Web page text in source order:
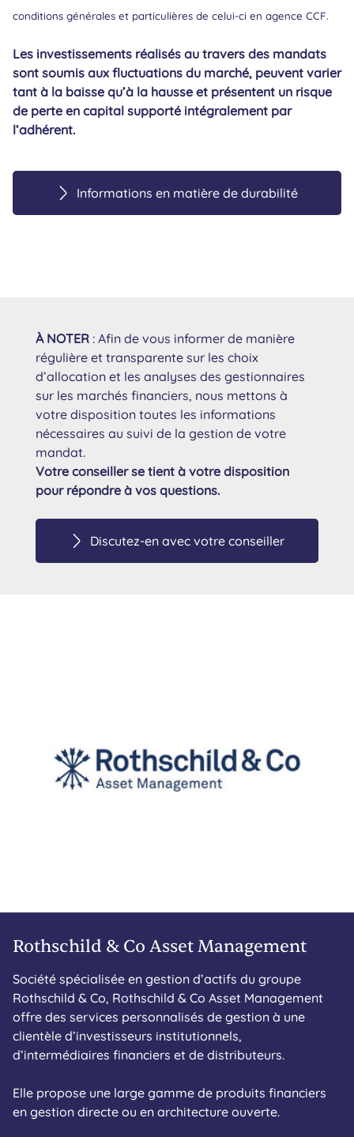
conditions générales et particulières de celui-ci en agence CCF.
Les investissements réalisés au travers des mandats
sont soumis aux fluctuations du marché, peuvent varier
tant à la baisse qu’à la hausse et présentent un risque
de perte en capital supporté intégralement par
l’adhérent.
Informations en matière de durabilité
À NOTER: Afin de vous informer de manière
régulière et transparente sur les choix
d’allocation et les analyses des gestionnaires
sur les marchés financiers, nous mettons à
votre disposition toutes les informations
nécessaires au suivi de la gestion de votre
mandat.
Votre conseiller se tient à votre disposition
pour répondre à vos questions.
Discutez-en avec votre conseiller
Rothschild & Co Asset Management
Société spécialisée en gestion d’actifs du groupe
Rothschild & Co, Rothschild & Co Asset Management
offre des services personnalisés de gestion à une
clientèle d’investisseurs institutionnels,
d’intermédiaires financiers et de distributeurs.
Elle propose une large gamme de produits financiers
en gestion directe ou en architecture ouverte.